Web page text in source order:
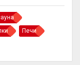
Печи